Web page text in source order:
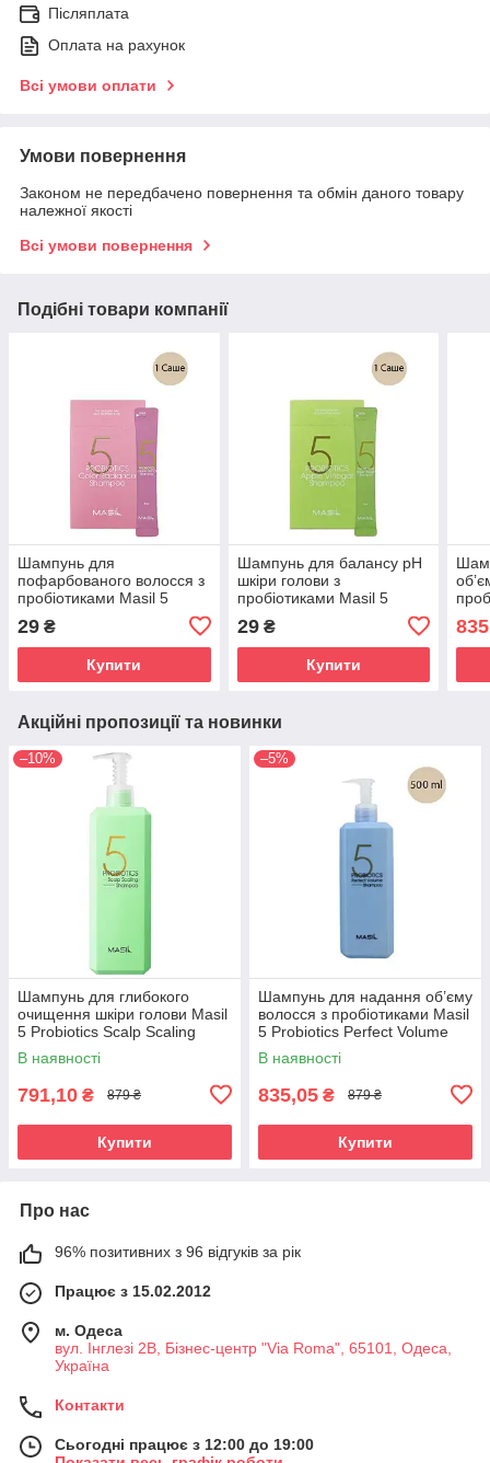
Післяплата
Оплата на рахунок
Всі умови оплати
Умови повернення
Законом не передбачено повернення та обмін даного товару
належної якості
Всі умови повернення
Подібні товари компанії
Шампунь для
пофарбованого волосся з
пробіотиками Masil 5
Probiotics Color Radiance
Shampoo 8ml
29 ₴
Купити
Шампунь для балансу pH
шкіри голови з
пробіотиками Masil 5
Shampoo 8 ml
29₴
Купити
Акційні пропозиції та новинки
–10%
Шампунь для глибокого
очищення шкіри голови Masil
5 Probiotics Scalp Scaling
Shampoo 500ml
В наявності
791,10 ₴ 879 ₴
Купити
–5%
Шампунь для надання об’єму
волосся з пробіотиками Masil
5 Probiotics Perfect Volume
Shampoo 500 ml
В наявності
835,05 ₴ 879 ₴
Купити
Про нас
96% позитивних з 96 відгуків за рік
Працює з 15.02.2012
м. Одеса
вул. Інглезі 2В, Бізнес-центр "Via Roma", 65101, Одеса,
Україна
Контакти
Сьогодні працює з 12:00 до 19:00